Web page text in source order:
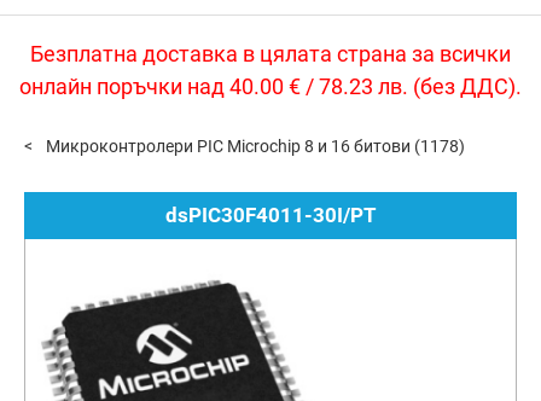
Безплатна доставка в цялата страна за всички
онлайн поръчки над 40.00 € / 78.23 лв. (без ДДС).
Микроконтролери PIC Microchip 8 и 16 битови (1178)
dsPIC30F4011-30I/PT